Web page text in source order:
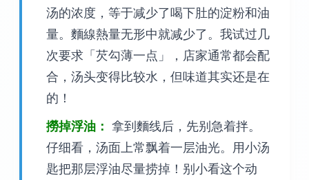
汤的浓度，等于减少了喝下肚的淀粉和油
量。麵線熱量无形中就减少了。我试过几
次要求「芡勾薄一点」，店家通常都会配
合，汤头变得比较水，但味道其实还是在
的！
撈掉浮油： 拿到麵线后，先别急着拌。
仔细看，汤面上常飘着一层油光。用小汤
匙把那层浮油尽量捞掉！别小看这个动